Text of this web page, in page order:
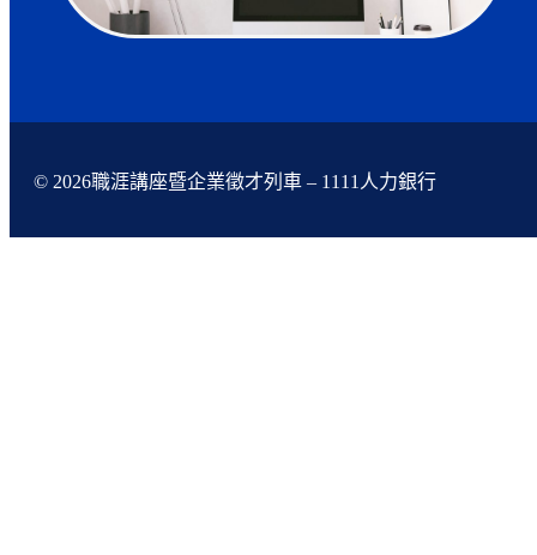
© 2026職涯講座暨企業徵才列車 – 1111人力銀行